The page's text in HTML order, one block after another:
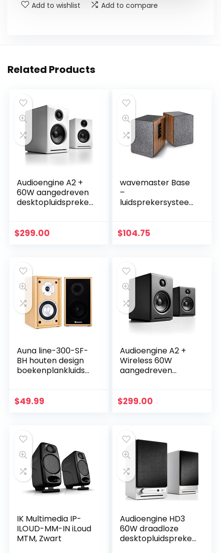
Add to wishlist Add to compare
Related Products
Audioengine A2 +
60W aangedreven
desktopluidspreker
versterker |
$299.00
wavemaster Base
–
luidsprekersystee
bluetooth
$104.75
Auna line-300-SF-
BH houten design
boekenplankluidsp
boxen paar (35W
$49.99
Audioengine A2 +
Wireless 60W
aangedreven
Ingebouwde 24Bit
$299.00
IK Multimedia IP-
ILOUD-MM-IN iLoud
MTM, Zwart
Audioengine HD3
60W draadloze
desktopluidspreker